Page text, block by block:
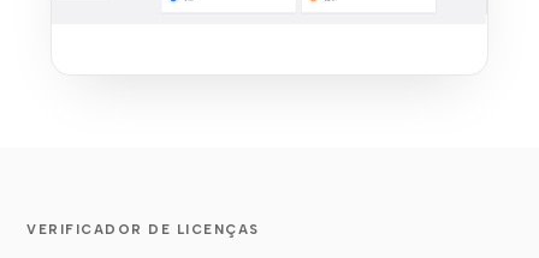
VERIFICADOR DE LICENÇAS